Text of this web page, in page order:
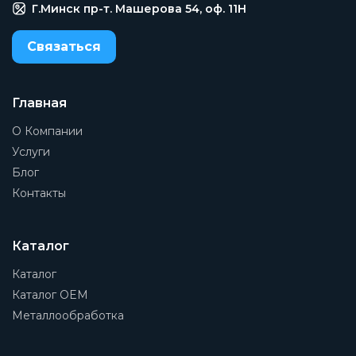
Моностабильный
Тип крепления
Линейный монтаж
DN13
Давление номинальное
PN10
Тип пилотного управления
Непрямого действия
Воздушная пружина
Тип оборудования
Клапан
Присоединение 1
Г.Минск пр-т. Машерова 54, оф. 11H
Связаться
Главная
О Компании
Услуги
Блог
Контакты
Каталог
Каталог
Каталог OEM
Металлообработка